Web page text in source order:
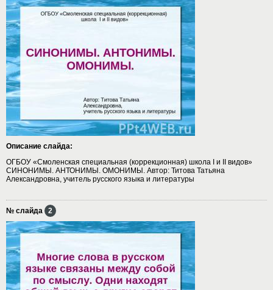
Описание слайда:
ОГБОУ «Смоленская специальная (коррекционная) школа I и II видов»
СИНОНИМЫ. АНТОНИМЫ. ОМОНИМЫ. Автор: Титова Татьяна
Александровна, учитель русского языка и литературы
№ слайда 2